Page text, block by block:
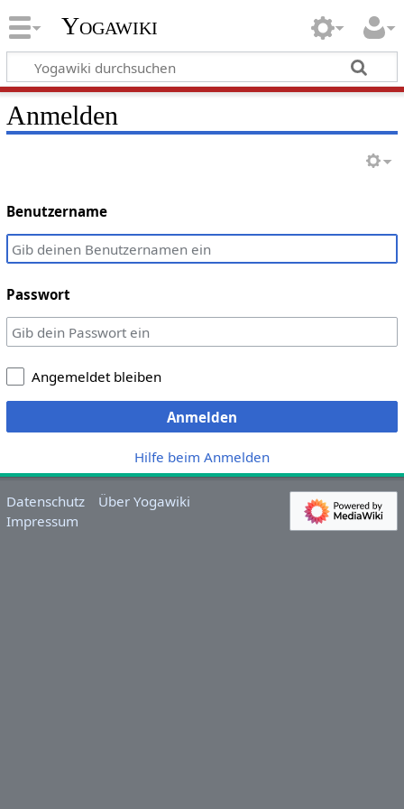
Yogawiki
Anmelden
Benutzername
Passwort
Angemeldet bleiben
Anmelden
Hilfe beim Anmelden
Datenschutz
Über Yogawiki
Impressum